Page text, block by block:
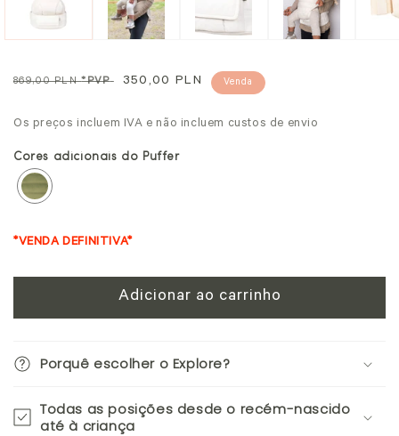
Preço
869,00 PLN*PVP
Preço
350,00 PLN Venda
Os preços incluem IVA e não incluem custos de envio
Cores adicionais do Puffer
*VENDA DEFINITIVA*
Adicionar ao carrinho
Porquê escolher o Explore?
Todas as posições desde o recém-nascido
até à criança